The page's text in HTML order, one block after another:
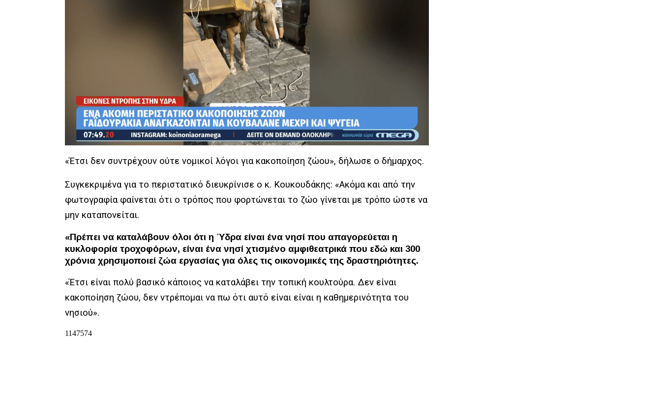
«Έτσι δεν συντρέχουν ούτε νομικοί λόγοι για κακοποίηση ζώου», δήλωσε ο δήμαρχος.
Συγκεκριμένα για το περιστατικό διευκρίνισε ο κ. Κουκουδάκης: «Ακόμα και από την
φωτογραφία φαίνεται ότι ο τρόπος που φορτώνεται το ζώο γίνεται με τρόπο ώστε να
μην καταπονείται.
«Πρέπει να καταλάβουν όλοι ότι η Ύδρα είναι ένα νησί που απαγορεύεται η
κυκλοφορία τροχοφόρων, είναι ένα νησί χτισμένο αμφιθεατρικά που εδώ και 300
χρόνια χρησιμοποιεί ζώα εργασίας για όλες τις οικονομικές της δραστηριότητες.
«Έτσι είναι πολύ βασικό κάποιος να καταλάβει την τοπική κουλτούρα. Δεν είναι
κακοποίηση ζώου, δεν ντρέπομαι να πω ότι αυτό είναι είναι η καθημερινότητα του
νησιού».